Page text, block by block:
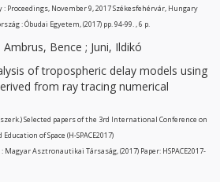
Proceedings, November 9, 2017 Székesfehérvár, Hungary
: Óbudai Egyetem, (2017) pp. 94-99. , 6 p.
Ambrus, Bence ; Juni, Ildikó
of tropospheric delay models using
from ray tracing numerical
Selected papers of the 3rd International Conference on
of Space (H-SPACE2017)
Asztronautikai Társaság, (2017) Paper: HSPACE2017-